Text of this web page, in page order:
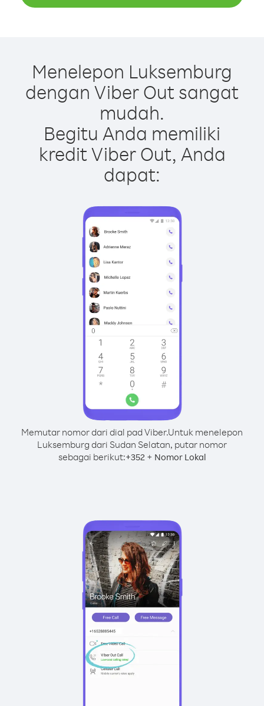
Menelepon Luksemburg
dengan Viber Out sangat
mudah.
Begitu Anda memiliki
kredit Viber Out, Anda
dapat:
Memutar nomor dari dial pad Viber.Untuk menelepon
Luksemburg dari Sudan Selatan, putar nomor
sebagai berikut:+352+ Nomor Lokal